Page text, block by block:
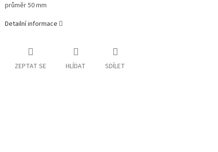
průměr 50 mm
Detailní informace
ZEPTAT SE HLÍDAT SDÍLET